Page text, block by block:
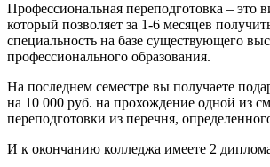
Профессиональная переподготовка – это
который позволяет за 1-6 месяцев
специальность на базе существующего
профессионального образования.
На последнем семестре вы получаете
на 10 000 руб. на прохождение одной из
переподготовки из перечня,
И к окончанию колледжа имеете 2